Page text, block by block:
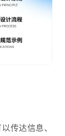
传达信息、